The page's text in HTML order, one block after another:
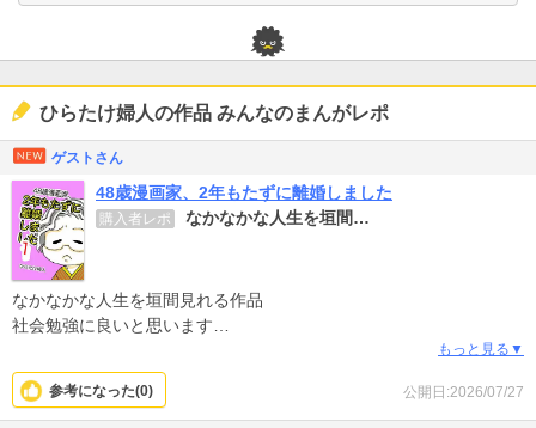
ひらたけ婦人の作品 みんなのまんがレポ
ゲストさん
48歳漫画家、2年もたずに離婚しました
購入者レポ なかなかな人生を垣間…
なかなかな人生を垣間見れる作品
社会勉強に良いと思います
くぅちゃん優しいお母さんで良かったね
もっと見る▼
公開日:2026/07/27
参考になった(0)